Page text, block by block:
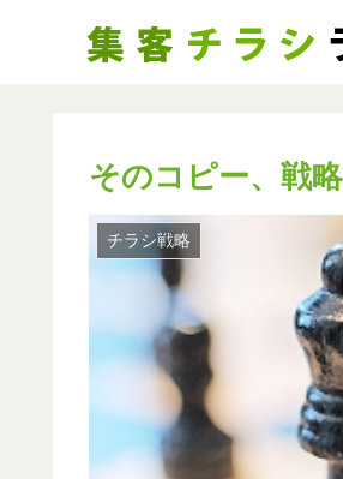
そのコピー、戦
チラシ戦略